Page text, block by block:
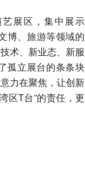
展区，集中展示
博、旅游等领域的
术、新业态、新服
孤立展台的条条块
力在聚焦，让创新
区T台”的责任，更